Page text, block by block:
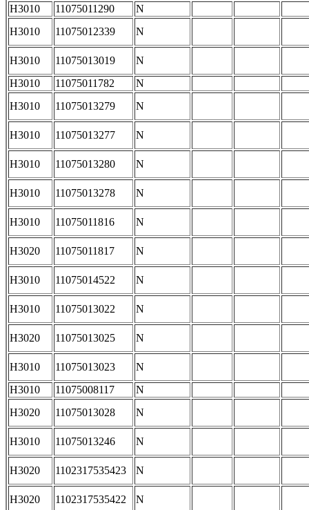
H3010
11075011290
N
H3010
11075012339 N
H3010 11075013019
N
H3010
11075011782
N
H3010
11075013279 N
H3010 11075013277 N
H3010 11075013280 N
H3010 11075013278 N
H3010 11075011816 N
H3020 11075011817 N
H3010 11075014522 N
H3010 11075013022 N
H3020 11075013025 N
H3010 11075013023
N
H3010
11075008117
N
H3020
11075013028 N
H3010 11075013246 N
H3020 1102317535423 N
H3020 1102317535422 N